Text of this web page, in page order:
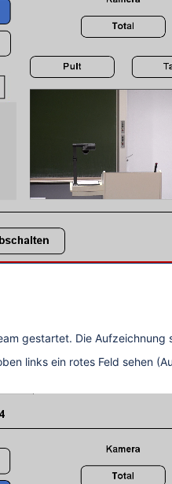
gestartet. Die Aufzeichnung
links ein rotes Feld sehen